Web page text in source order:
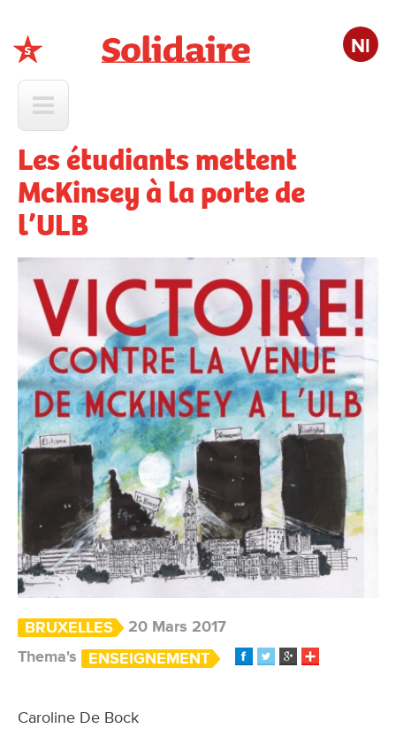
Nl
Les étudiants mettent
McKinsey à la porte de
l’ULB
BRUXELLES
20 Mars 2017
Thema's
ENSEIGNEMENT
Caroline De Bock